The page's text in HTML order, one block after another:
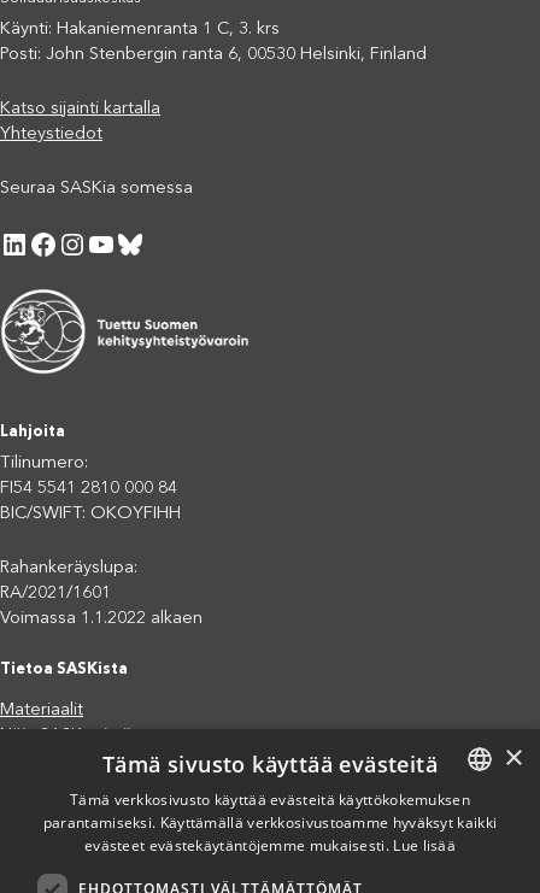
Käynti: Hakaniemenranta 1 C, 3. krs
Posti: John Stenbergin ranta 6, 00530 Helsinki, Finland
Katso sijainti kartalla
Yhteystiedot
Seuraa SASKia somessa
LinkedIn Facebook Instagram YouTube Bluesky
Lahjoita
Tilinumero:
FI54 5541 2810 000 84
BIC/SWIFT: OKOYFIHH
Rahankeräyslupa:
RA/2021/1601
Voimassa 1.1.2022 alkaen
Tietoa SASKista
Materiaalit
Jäsenjärjestöt
Saavutettavuusseloste
Tietosuojaseloste
Eettiset periaatteet (pdf)
FINNISH
×
Tämä sivusto käyttää evästeitä
Tämä verkkosivusto käyttää evästeitä käyttökokemuksen
parantamiseksi. Käyttämällä verkkosivustoamme hyväksyt kaikki
evästeet evästekäytäntöjemme mukaisesti. Lue lisää
EHDOTTOMASTI VÄLTTÄMÄTTÖMÄT